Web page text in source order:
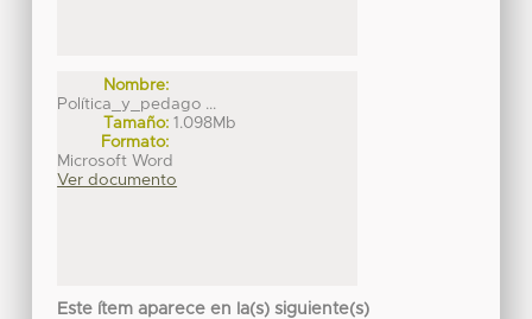
Nombre:
Política_y_pedago ...
Tamaño: 1.098Mb
Formato:
Microsoft Word
Ver documento
Este ítem aparece en la(s) siguiente(s)